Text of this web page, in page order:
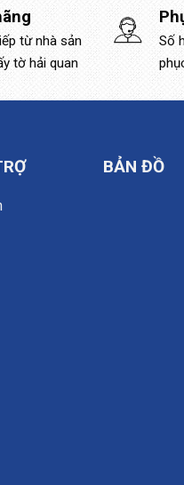
từ nhà sản
tờ hải quan
Số
BẢN ĐỒ